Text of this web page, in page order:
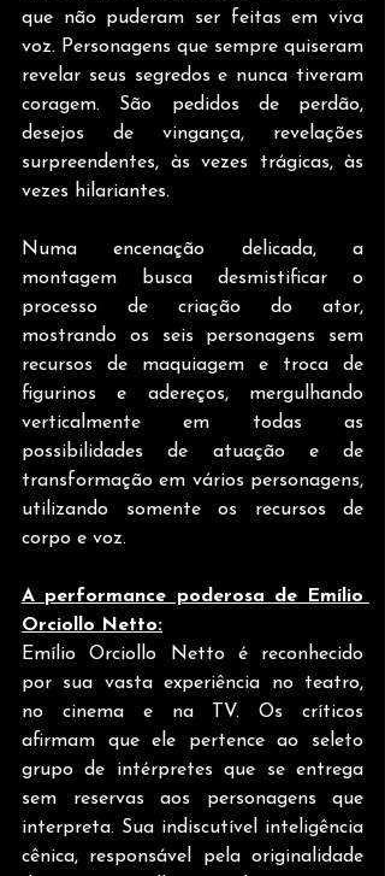
que não puderam ser feitas em viva
voz. Personagens que sempre quiseram
revelar seus segredos e nunca tiveram
coragem. São pedidos de perdão,
desejos de vingança, revelações
surpreendentes, às vezes trágicas, às
vezes hilariantes.
Numa encenação delicada, a
montagem busca desmistificar o
processo de criação do ator,
mostrando os seis personagens sem
recursos de maquiagem e troca de
figurinos e adereços, mergulhando
verticalmente em todas as
possibilidades de atuação e de
transformação em vários personagens,
utilizando somente os recursos de
corpo e voz.
A performance poderosa de Emílio
Orciollo Netto:
Emílio Orciollo Netto é reconhecido
por sua vasta experiência no teatro,
no cinema e na TV. Os críticos
afirmam que ele pertence ao seleto
grupo de intérpretes que se entrega
sem reservas aos personagens que
interpreta. Sua indiscutível inteligência
cênica, responsável pela originalidade